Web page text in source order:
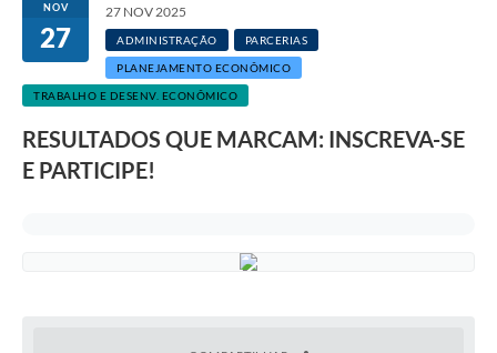
NOV
27
27 NOV 2025
ADMINISTRAÇÃO PARCERIAS
PLANEJAMENTO ECONÔMICO
TRABALHO E DESENV. ECONÔMICO
RESULTADOS QUE MARCAM: INSCREVA-SE
E PARTICIPE!